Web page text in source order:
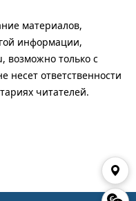
материалов,
информации,
возможно только с
несет ответственности
читателей.